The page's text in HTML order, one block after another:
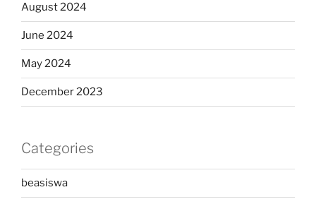
August 2024
June 2024
May 2024
December 2023
Categories
beasiswa